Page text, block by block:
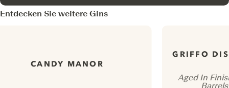
Entdecken Sie weitere Gins
CANDY MANOR
GRIFFO
Aged In